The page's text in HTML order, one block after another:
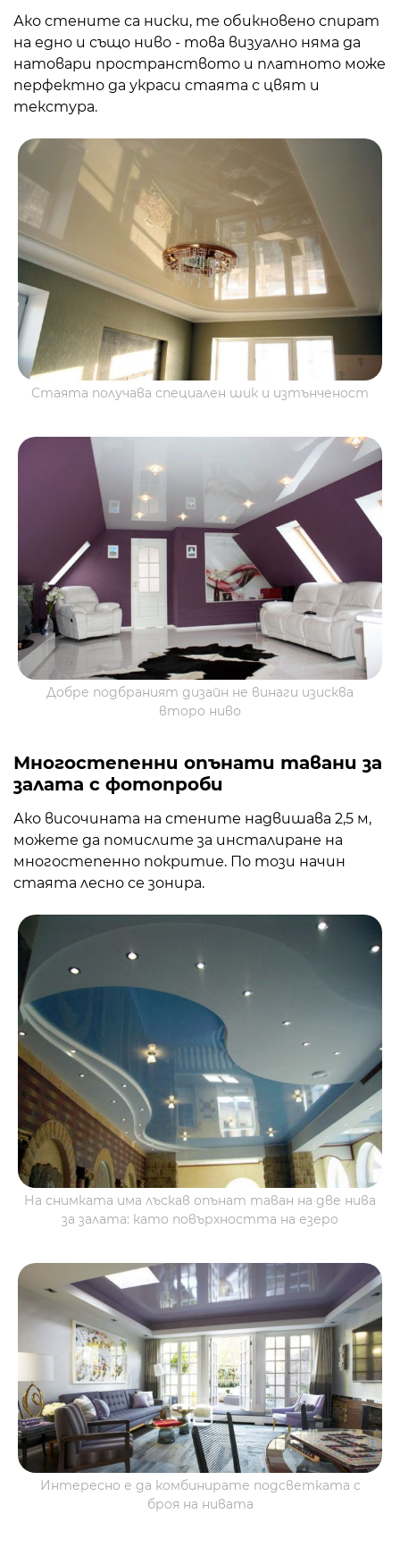
Ако стените са ниски, те обикновено спират
на едно и също ниво - това визуално няма да
натовари пространството и платното може
перфектно да украси стаята с цвят и
текстура.
Стаята получава специален шик и изтънченост
Добре подбраният дизайн не винаги изисква
второ ниво
Многостепенни опънати тавани за
залата с фотопроби
Ако височината на стените надвишава 2,5 м,
можете да помислите за инсталиране на
многостепенно покритие. По този начин
стаята лесно се зонира.
На снимката има лъскав опънат таван на две нива
за залата: като повърхността на езеро
Интересно е да комбинирате подсветката с
броя на нивата